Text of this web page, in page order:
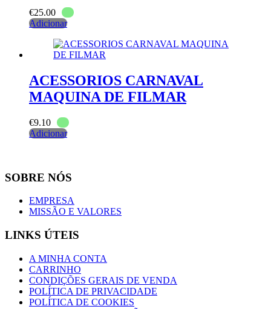
€25.00
Adicionar
ACESSORIOS CARNAVAL
MAQUINA DE FILMAR
€9.10
Adicionar
SOBRE NÓS
EMPRESA
MISSÃO E VALORES
LINKS ÚTEIS
A MINHA CONTA
CARRINHO
CONDIÇÕES GERAIS DE VENDA
POLÍTICA DE PRIVACIDADE
POLÍTICA DE COOKIES